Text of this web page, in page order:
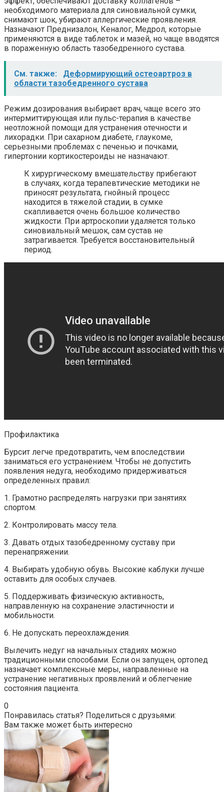
необходимого материала для синовиальной сумки,
снимают шок, убирают аллергические проявления.
Назначают Преднизалон, Кеналог, Медрол, которые
применяются в виде таблеток и мазей, но чаще вводятся
в пораженную область тазобедренного сустава.
См. также:
Деформирующий остеоартроз в
области тазобедренного сустава
Режим дозирования выбирает врач, чаще всего это
интермиттирующая или пульс-терапия в качестве
неотложной помощи для устранения отечности и
лихорадки. При сахарном диабете, глаукоме,
серьезными проблемах с печенью и почками,
гипертонии кортикостероиды не назначают.
К хирургическому вмешательству прибегают
в случаях, когда терапевтические методики не
приносят результата, гнойный процесс
находится в тяжелой стадии, в сумке
скапливается очень большое количество
жидкости. При артроскопии удаляется только
синовиальный мешок, сам сустав не
затрагивается. Требуется восстановительный
период.
Профилактика
Бурсит легче предотвратить, чем впоследствии
заниматься его устранением. Чтобы не допустить
появления недуга, необходимо придерживаться
определенных правил:
1. Грамотно распределять нагрузки при занятиях
спортом.
2. Контролировать массу тела.
3. Давать отдых тазобедренному суставу при
перенапряжении.
4. Выбирать удобную обувь. Высокие каблуки лучше
оставить для особых случаев.
5. Поддерживать физическую активность,
направленную на сохранение эластичности и
мобильности.
6. Не допускать переохлаждения.
Вылечить недуг на начальных стадиях можно
традиционными способами. Если он запущен, ортопед
назначает комплексные меры, направленные на
устранение негативных проявлений и облегчение
состояния пациента.
0
Понравилась статья? Поделиться с друзьями:
Вам также может быть интересно